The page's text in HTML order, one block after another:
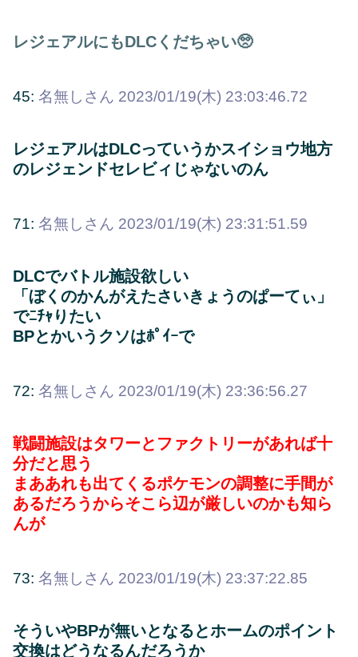
レジェアルにもDLCくだちゃい🥺
45: 名無しさん 2023/01/19(木) 23:03:46.72
レジェアルはDLCっていうかスイショウ地方
のレジェンドセレビィじゃないのん
71: 名無しさん 2023/01/19(木) 23:31:51.59
DLCでバトル施設欲しい
「ぼくのかんがえたさいきょうのぱーてぃ」
でﾆﾁｬりたい
BPとかいうクソはﾎﾟｲｰで
72: 名無しさん 2023/01/19(木) 23:36:56.27
戦闘施設はタワーとファクトリーがあれば十
分だと思う
まああれも出てくるポケモンの調整に手間が
あるだろうからそこら辺が厳しいのかも知ら
んが
73: 名無しさん 2023/01/19(木) 23:37:22.85
そういやBPが無いとなるとホームのポイント
交換はどうなるんだろうか